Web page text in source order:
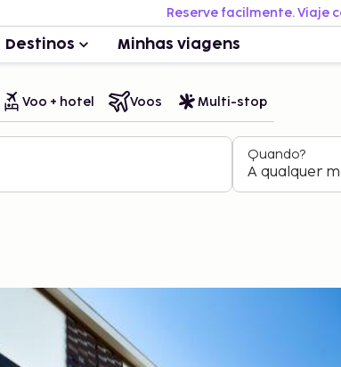
Reserve facilmente. Viaje
Destinos Minhas viagens
Voo + hotel Voos Multi-stop
Quando?
A qualquer